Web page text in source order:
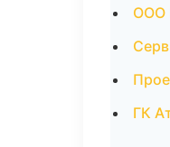
ООО
ГК